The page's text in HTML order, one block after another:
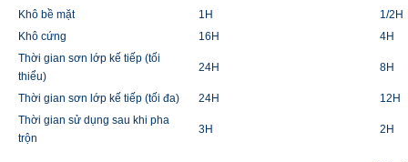
Khô bề mặt
1H
1/2H
Khô cứng
16H
4H
Thời gian sơn lớp kế tiếp (tối
thiểu)
24H 8H
Thời gian sơn lớp kế tiếp (tối đa) 24H
12H
Thời gian sử dụng sau khi pha
trộn
3H 2H